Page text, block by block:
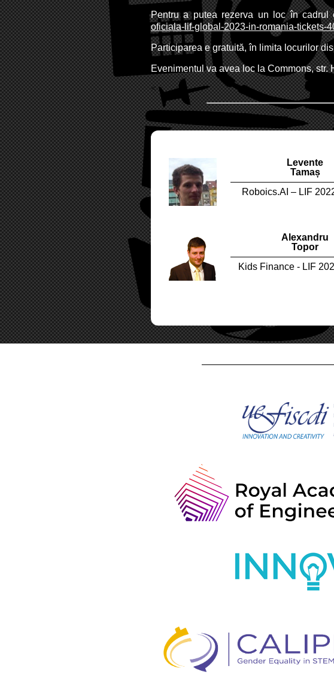
Pentru a putea rezerva un loc în cadrul
oficiala-lif-global-2023-in-romania-tickets-
Participarea e gratuită, în limita locurilor
Evenimentul va avea loc la Commons, str.
<
Marius
Mitroi
Innovation Consultant
Gaelle
Elisha
Royal Academy of Engineering
Levente
Tamaș
Roboics.AI – LIF
Alexandru
Topor
Kids Finance - LIF